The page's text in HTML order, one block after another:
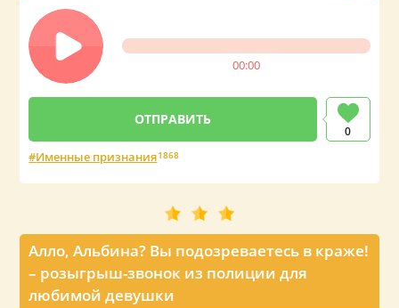
00:00
0
Именные признания1868
Алло, Альбина? Вы подозреваетесь в краже!
– розыгрыш-звонок из полиции для
любимой девушки